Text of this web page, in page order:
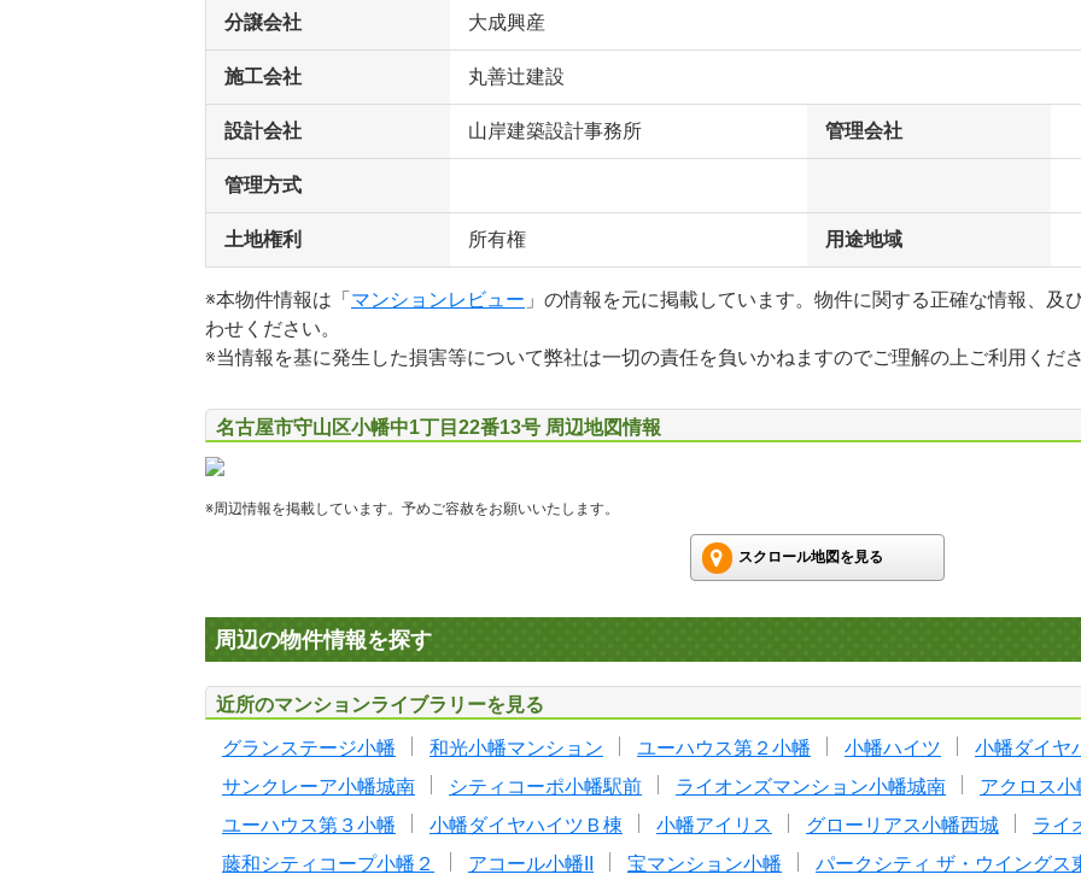
分譲会社 大成興産
施工会社 丸善辻建設
設計会社 山岸建築設計事務所 管理会社
管理方式
土地権利 所有権 用途地域
※本物件情報は「 マンションレビュー 」の情報を元に掲載しています。物件に関する正確な情報、及
わせください。
※当情報を基に発生した損害等について弊社は一切の責任を負いかねますのでご理解の上ご利用くだ
名古屋市守山区小幡中1丁目22番13号 周辺地図情報
※周辺情報を掲載しています。予めご容赦をお願いいたします。
スクロール地図を見る
周辺の物件情報を探す
近所のマンションライブラリーを見る
グランステージ小幡 和光小幡マンション ユーハウス第２小幡 小幡ハイツ
小幡ダイヤ
サンクレーア小幡城南
シティコーポ小幡駅前 ライオンズマンション小幡城南
アクロス小
ユーハウス第３小幡
小幡ダイヤハイツＢ棟 小幡アイリス グローリアス小幡西城
ライ
藤和シティコープ小幡２
アコール小幡II 宝マンション小幡 パークシティ ザ・ウイングス